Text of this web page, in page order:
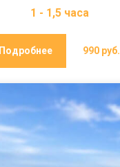
1 - 1,5 часа
Подробнее 990 руб.